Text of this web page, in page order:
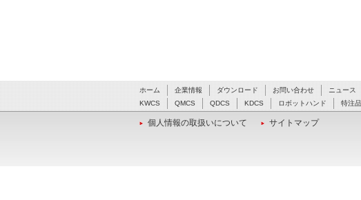
ホーム 企業情報 ダウンロード お問い合わせ ニュース
KWCS
QMCS QDCS KDCS ロボットハンド 特注品
個人情報の取扱いについて サイトマップ